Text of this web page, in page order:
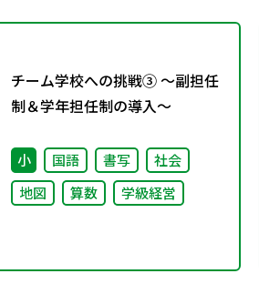
チーム学校への挑戦③ ～副担任
制＆学年担任制の導入～
小 国語 書写
社会
地図
算数 学級経営